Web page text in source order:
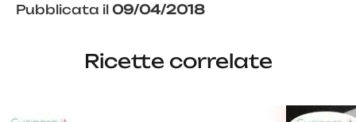
Pubblicata il 09/04/2018
Ricette correlate